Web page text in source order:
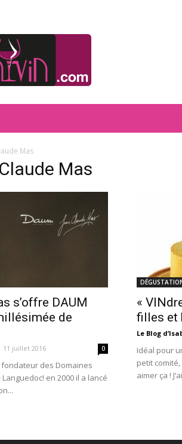
Mas
Mas
s’offre DAUM
de
11 juillet 2016 0
fondateur des Domaines
en 2000 il a lancé
«
filles et
Le Blog
Idéal pour
petit
aimer ça !